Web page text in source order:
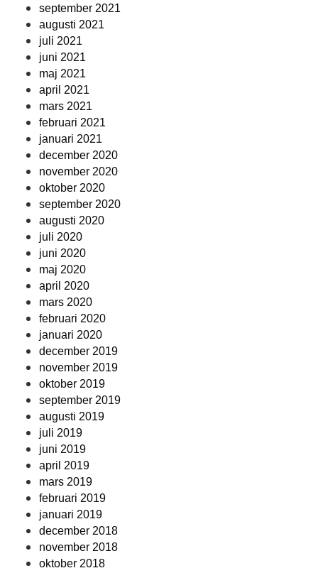
september 2021
augusti 2021
juli 2021
juni 2021
maj 2021
april 2021
mars 2021
februari 2021
januari 2021
december 2020
november 2020
oktober 2020
september 2020
augusti 2020
juli 2020
juni 2020
maj 2020
april 2020
mars 2020
februari 2020
januari 2020
december 2019
november 2019
oktober 2019
september 2019
augusti 2019
juli 2019
juni 2019
april 2019
mars 2019
februari 2019
januari 2019
december 2018
november 2018
oktober 2018